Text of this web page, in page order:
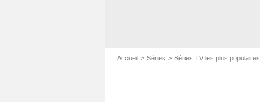
Accueil Séries Séries TV les plus populaires